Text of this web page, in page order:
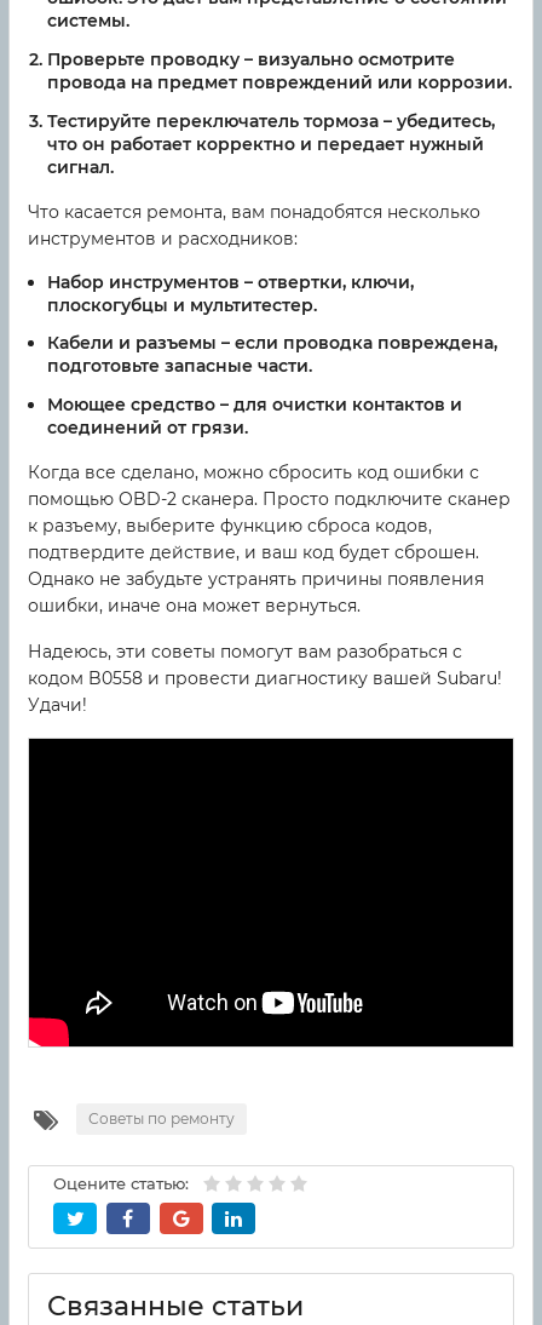
системы.
Проверьте проводку – визуально осмотрите
провода на предмет повреждений или коррозии.
Тестируйте переключатель тормоза – убедитесь,
что он работает корректно и передает нужный
сигнал.
Что касается ремонта, вам понадобятся несколько
инструментов и расходников:
Набор инструментов – отвертки, ключи,
плоскогубцы и мультитестер.
Кабели и разъемы – если проводка повреждена,
подготовьте запасные части.
Моющее средство – для очистки контактов и
соединений от грязи.
Когда все сделано, можно сбросить код ошибки с
помощью OBD-2 сканера. Просто подключите сканер
к разъему, выберите функцию сброса кодов,
подтвердите действие, и ваш код будет сброшен.
Однако не забудьте устранять причины появления
ошибки, иначе она может вернуться.
Надеюсь, эти советы помогут вам разобраться с
кодом B0558 и провести диагностику вашей Subaru!
Удачи!
Советы по ремонту
Оцените статью:
Связанные статьи